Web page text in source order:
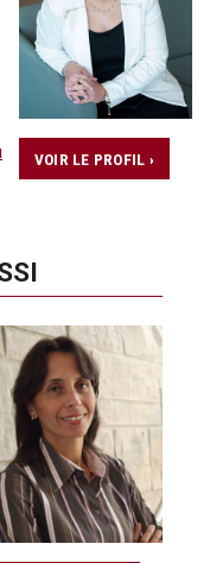
VOIR LE PROFIL ›